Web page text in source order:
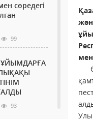
сөредегі
99
ҰЙЫМДАРҒА
93
Улы